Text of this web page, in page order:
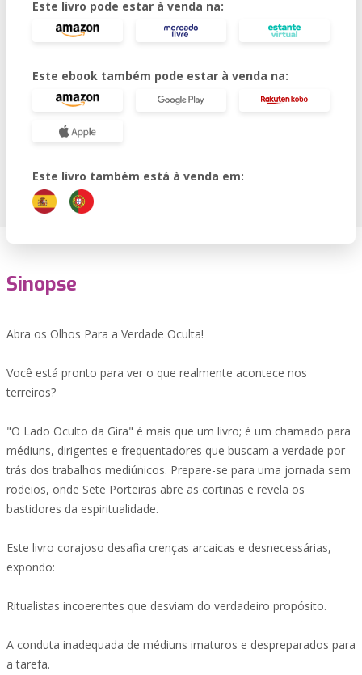
Este livro pode estar à venda na:
Este ebook também pode estar à venda na:
Este livro também está à venda em:
Sinopse
Abra os Olhos Para a Verdade Oculta!
Você está pronto para ver o que realmente acontece nos
terreiros?
"O Lado Oculto da Gira" é mais que um livro; é um chamado para
médiuns, dirigentes e frequentadores que buscam a verdade por
trás dos trabalhos mediúnicos. Prepare-se para uma jornada sem
rodeios, onde Sete Porteiras abre as cortinas e revela os
bastidores da espiritualidade.
Este livro corajoso desafia crenças arcaicas e desnecessárias,
expondo:
Ritualistas incoerentes que desviam do verdadeiro propósito.
A conduta inadequada de médiuns imaturos e despreparados para
a tarefa.